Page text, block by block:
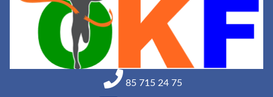
85 715 24 75